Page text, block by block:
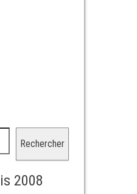
Rechercher
2008